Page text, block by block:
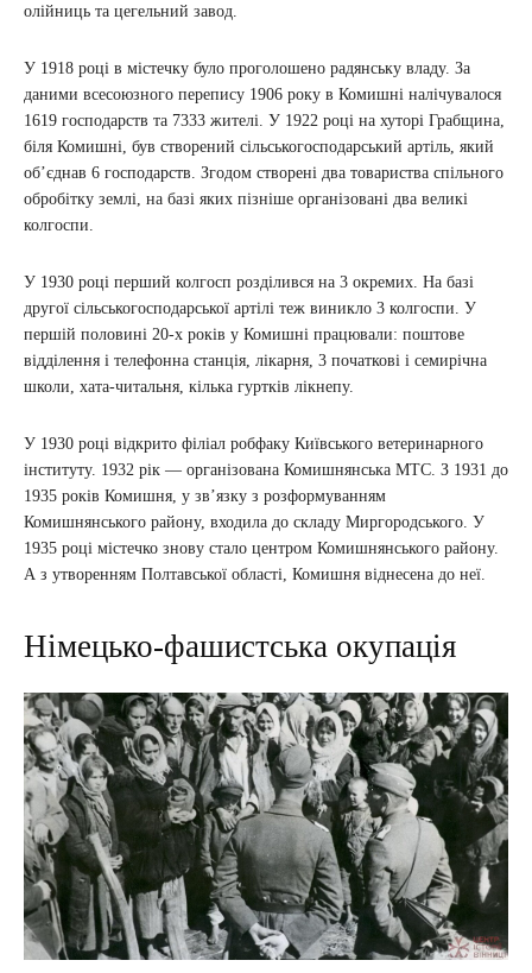
олійниць та цегельний завод.
У 1918 році в містечку було проголошено радянську владу. За
даними всесоюзного перепису 1906 року в Комишні налічувалося
1619 господарств та 7333 жителі. У 1922 році на хуторі Грабщина,
біля Комишні, був створений сільськогосподарський артіль, який
об’єднав 6 господарств. Згодом створені два товариства спільного
обробітку землі, на базі яких пізніше організовані два великі
колгоспи.
У 1930 році перший колгосп розділився на 3 окремих. На базі
другої сільськогосподарської артілі теж виникло 3 колгоспи. У
першій половині 20-х років у Комишні працювали: поштове
відділення і телефонна станція, лікарня, 3 початкові і семирічна
школи, хата-читальня, кілька гуртків лікнепу.
У 1930 році відкрито філіал робфаку Київського ветеринарного
інституту. 1932 рік — організована Комишнянська МТС. З 1931 до
1935 років Комишня, у зв’язку з розформуванням
Комишнянського району, входила до складу Миргородського. У
1935 році містечко знову стало центром Комишнянського району.
А з утворенням Полтавської області, Комишня віднесена до неї.
Німецько-фашистська окупація